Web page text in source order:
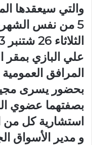
والتي سيعقدها
5 من نفس
علي البازي بمقر
المرافق
بحضور يسرى
بصفتهما عضوي
استشارية كل من
و مدير الأسواق